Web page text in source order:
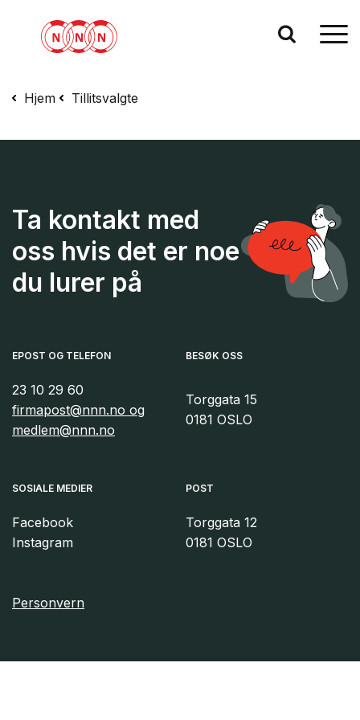
Hjem Tillitsvalgte
Ta kontakt med
oss hvis det er noe
du lurer på
EPOST OG TELEFON
23 10 29 60
firmapost@nnn.no og
medlem@nnn.no
SOSIALE MEDIER
Facebook
Instagram
BESØK OSS
Torggata 15
0181 OSLO
POST
Torggata 12
0181 OSLO
Personvern